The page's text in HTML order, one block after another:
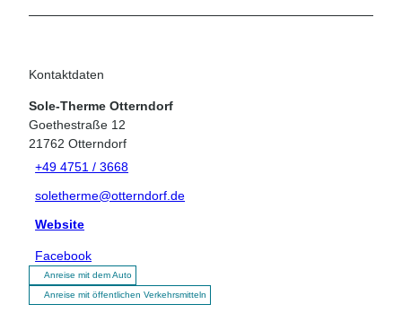
Kontaktdaten
Sole-Therme Otterndorf
Goethestraße 12
21762 Otterndorf
+49 4751 / 3668
soletherme@otterndorf.de
Website
Facebook
Anreise mit dem Auto
Anreise mit öffentlichen Verkehrsmitteln